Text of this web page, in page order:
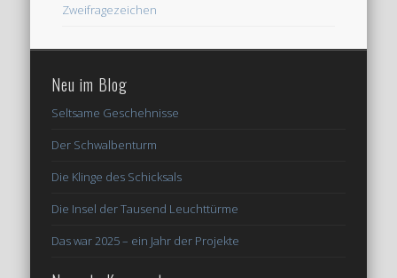
Zweifragezeichen
Neu im Blog
Seltsame Geschehnisse
Der Schwalbenturm
Die Klinge des Schicksals
Die Insel der Tausend Leuchttürme
Das war 2025 – ein Jahr der Projekte